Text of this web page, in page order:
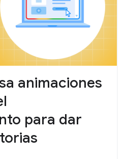
animaciones
para dar